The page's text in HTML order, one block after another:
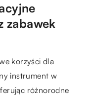
zabawek
korzyści dla
instrument w
różnorodne